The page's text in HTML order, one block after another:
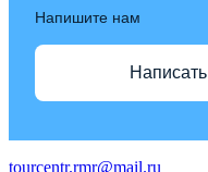
Напишите нам
Написать
tourcentr.rmr@mail.ru